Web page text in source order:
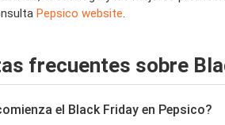
Pepsico website.
frecuentes sobre
el Black Friday en Pepsico?